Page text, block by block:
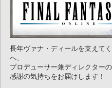
長年ヴァナ・ディールを支えて
へ、
プロデューサー兼ディレクター
感謝の気持ちをお届けします！